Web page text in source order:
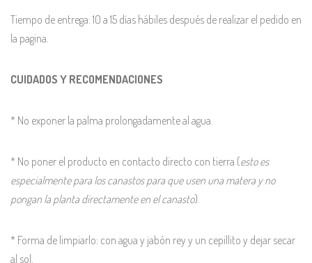
Tiempo de entrega: 10 a 15 días hábiles después de realizar el pedido en
la pagina.
CUIDADOS Y RECOMENDACIONES
* No exponer la palma prolongadamente al agua.
* No poner el producto en contacto directo con tierra (esto es
especialmente para los canastos para que usen una matera y no
pongan la planta directamente en el canasto).
* Forma de limpiarlo: con agua y jabón rey y un cepillito y dejar secar
al sol.